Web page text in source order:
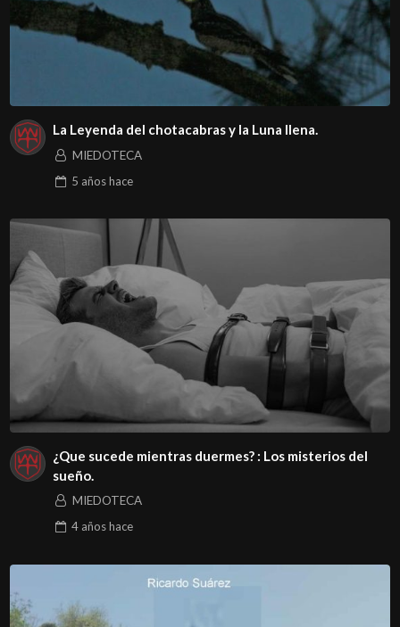
La Leyenda del chotacabras y la Luna llena.
MIEDOTECA
5 añoshace
¿Que sucede mientras duermes? : Los misterios del
sueño.
MIEDOTECA
4 añoshace